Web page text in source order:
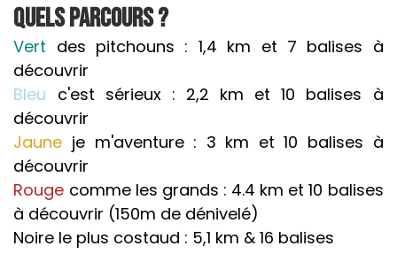
Quels parcours ?
Vert des pitchouns : 1,4 km et 7 balises à
découvrir
Bleu c'est sérieux : 2,2 km et 10 balises à
découvrir
Jaune je m'aventure : 3 km et 10 balises à
découvrir
Rouge comme les grands : 4.4 km et 10 balises
à découvrir (150m de dénivelé)
Noire le plus costaud : 5,1 km & 16 balises